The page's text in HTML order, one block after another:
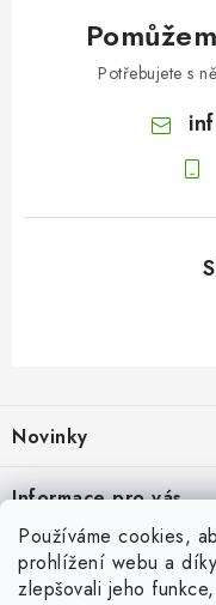
Používáme cookies,
prohlížení webu a
zlepšovali jeho
Potřebujete s
p
a
t
Novinky
Olivový olej při zácpě: co
Jak na klidné trávení na
4.8.2026
Informace pro vás
Odborný garant MUDr.
Jak nakupovat
Přijímáme online